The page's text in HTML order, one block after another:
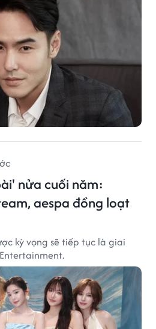
nửa cuối năm:
aespa đồng loạt
kỳ vọng sẽ tiếp tục là giai